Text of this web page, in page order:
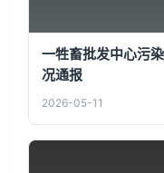
一牲畜批发中心污
况通报
2026-05-11